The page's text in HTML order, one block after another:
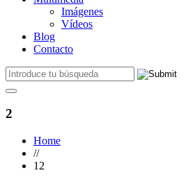
Imágenes
Vídeos
Blog
Contacto
2
Home
//
12